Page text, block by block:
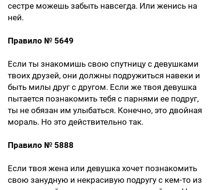
сестре можешь забыть навсегда. Или женись на
ней.
Правило № 5649
Если ты знакомишь свою спутницу с девушками
твоих друзей, они должны подружиться навеки и
быть милы друг с другом. Если же твоя девушка
пытается познакомить тебя с парнями ее подруг,
ты не обязан им улыбаться. Конечно, это двойная
мораль. Но это действительно так.
Правило № 5888
Если твоя жена или девушка хочет познакомить
свою занудную и некрасивую подругу с кем-то из